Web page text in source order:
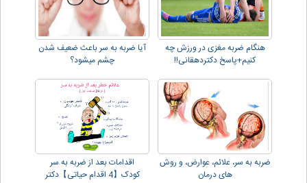
هنگام ضربه مغزی در ورزش چه
کنیم+پاسخ دکتردهقانی!!
آیا ضربه به سر باعث ضعیف شدن
چشم میشود؟
ضربه به سر، علائم، عوارض، و روش
های درمان
اقدامات بعد از ضربه به سر
کودک【4 اقدام حیاتی】دکتر